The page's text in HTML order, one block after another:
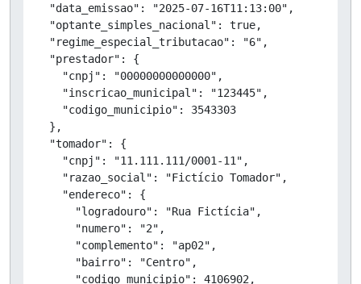
  "data_emissao": "2025-07-16T11:13:00",
  "optante_simples_nacional": true,
  "regime_especial_tributacao": "6",
  "prestador": {
    "cnpj": "00000000000000",
    "inscricao_municipal": "123445",
    "codigo_municipio": 3543303
  },
  "tomador": {
    "cnpj": "11.111.111/0001-11",
    "razao_social": "Fictício Tomador",
    "endereco": {
      "logradouro": "Rua Fictícia",
      "numero": "2",
      "complemento": "ap02",
      "bairro": "Centro",
      "codigo_municipio": 4106902,